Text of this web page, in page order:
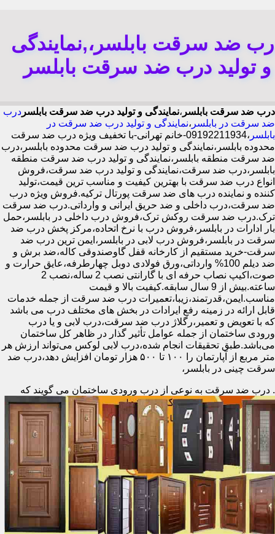
ضد سرقت بابلسر،,نمایندگی
و تولید درب ضد سرقت بابلسر
درب ضد سرقت بابلسر ،نمایندگی و تولید درب ضد سرقت بابلسر درب
ضد سرقت در بابلسر ،نمایندگی و تولید درب ضد سرقت در
بابلسر
،09192211934-خانم تهرانی-با تخفیف ویژه درب ضد سرقت
محدوده بابلسر،نمایندگی و تولید درب ضد سرقت محدوده بابلسر،درب
ضد سرقت منطقه بابلسر،نمایندگی و تولید درب ضد سرقت منطقه
بابلسر،درب ضد سرقت،نمایندگی و تولید درب ضد سرقت،فروش
انواع درب ضد سرقت با بهترین کیفیت و مناسب ترین قیمت،تولید
کننده و نماینده درب های ضد سرقت پورتال ترکیه.فروش ویژه درب
ضد سرقت،درب داخلی و ضد حریق ایرانی و وارداتی.درب ضد سرقت
ترک.درب ضد سرقت روکش ترک،فروش درب داخلی در بابلسر،حمل
بار ادارات در بابلسر،فروش درب با نرخ اتحاده،مرکز پخش درب ضد
سرقت در بابلسر،فروش درب لابی در بابلسر،ایمن ترین درب ضد
سرقت-خرید مستقیم از کارخانه قفل گاوصندوقی کاله،ضد برش و
ضد دیلم 100% وارداتی،ورق فولادی دوبل چهارطرفه،عایق حرارت و
صوت،اکیپ نصاب حرفه ای با گارانتی نصب 2 ساله،نصب 2
ساعته.بیش از 9 سال سابقه.کیفیت بالا و قیمت
مناسب.ایمن،قدرتمند،زیبا،تعمیرات درب ضد سرقت از جمله خدمات
قابل ارائه در زمینه رفع ایرادات در بخش های مختلف درب می باشد
که با تعویض و تعمیر،رگلاژ درب ضد سرقت،درب لابی و یا درب
ورودی ساختمان از جمله عوامل تأثیر گذار در ظاهر کل ساختمان
می‌باشد.طبق تحقیقات انجام شده،درب لابی لوکس می‌تواند ارزش هر
متر مربع از آپارتمان را ۱۰۰ تا ۵۰۰ هزار تومان افزایش دهد،درب ضد
سرقت چینی در بابلسر،
. درب ضد سرقت به نوعی از درب ورودی ساختمان می گویند که